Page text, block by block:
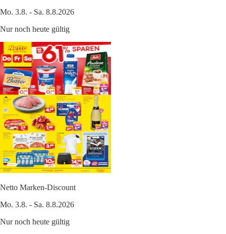
Mo. 3.8. - Sa. 8.8.2026
Nur noch heute gültig
Netto Marken-Discount
Mo. 3.8. - Sa. 8.8.2026
Nur noch heute gültig